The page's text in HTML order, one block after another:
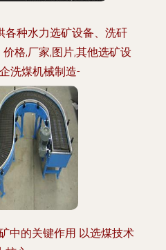
各种水力选矿设备、洗矸
格,厂家,图片,其他选矿设
洗煤机械制造-
中的关键作用 以选煤技术